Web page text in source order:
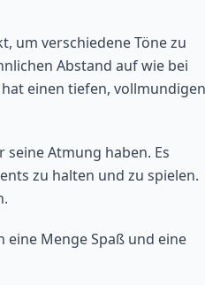
um verschiedene Töne zu
Abstand auf wie bei
einen tiefen, vollmundigen
Atmung haben. Es
zu halten und zu spielen.
eine Menge Spaß und eine